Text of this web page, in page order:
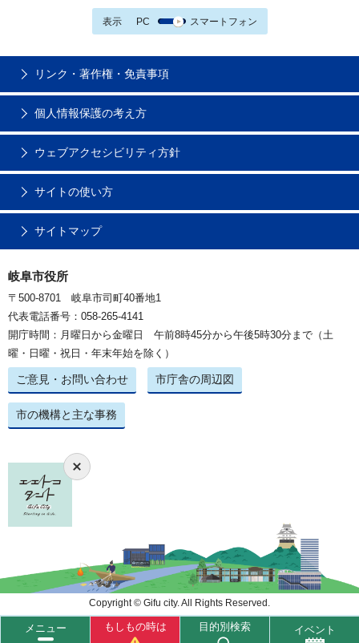
表示 PC スマートフォン
メニュー もしもの時は 目的別検索 イベント
リンク・著作権・免責事項
個人情報保護の考え方
ウェブアクセシビリティ方針
サイトの使い方
サイトマップ
岐阜市役所
〒500-8701 岐阜市司町40番地1
代表電話番号：058-265-4141
開庁時間：月曜日から金曜日 午前8時45分から午後5時30分まで（土
曜・日曜・祝日・年末年始を除く）
ご意見・お問い合わせ 市庁舎の周辺図
市の機構と主な事務
Copyright © Gifu city. All Rights Reserved.